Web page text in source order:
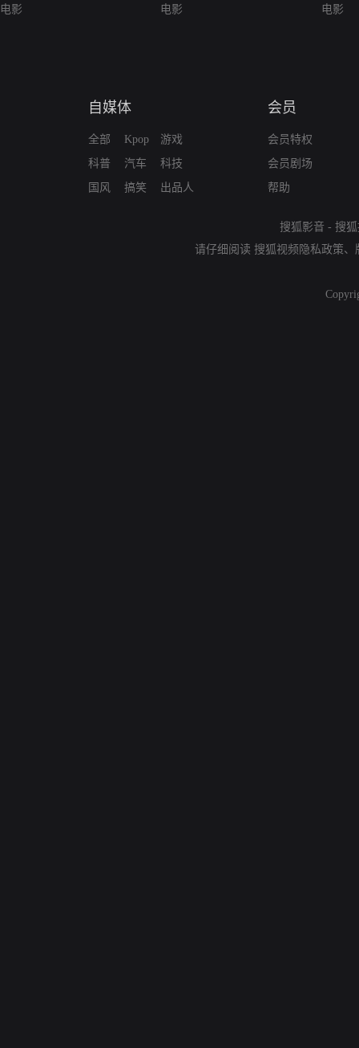
电影
电影
电影
自媒体
全部
科普
国风
Kpop
汽车
搞笑
游戏
科技
出品人
会员
会员特权
会员剧场
帮助
搜狐影音 - 搜
请仔细阅读 搜狐视频隐私政策、